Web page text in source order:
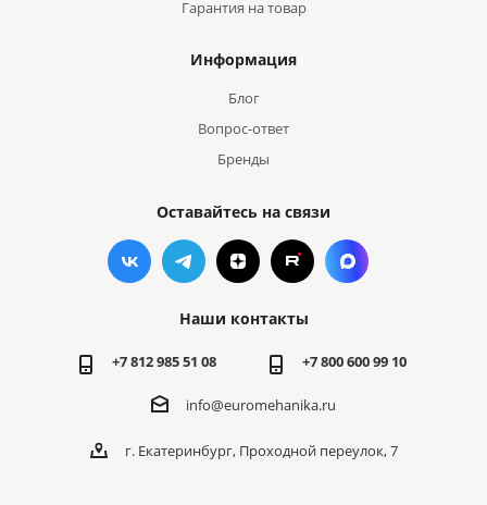
Гарантия на товар
Информация
Блог
Вопрос-ответ
Бренды
Оставайтесь на связи
Наши контакты
+7 812 985 51 08 +7 800 600 99 10
info@euromehanika.ru
г. Екатеринбург, Проходной переулок, 7